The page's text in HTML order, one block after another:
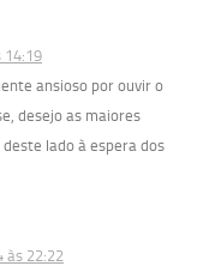
14:19
ansioso por ouvir o
desejo as maiores
lado à espera dos
às 22:22